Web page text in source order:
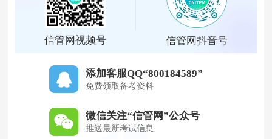
信管网视频号 信管网抖音号
添加客服QQ“800184589”
免费领取备考资料
微信关注“信管网”公众号
推送最新考试信息